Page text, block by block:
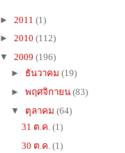
► 2011 (1)
► 2010 (112)
▼ 2009 (196)
► ธันวาคม (19)
► พฤศจิกายน (83)
▼ ตุลาคม (64)
31 ต.ค. (1)
30 ต.ค. (1)